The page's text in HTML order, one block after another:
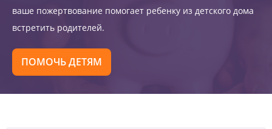
ваше пожертвование помогает ребенку из детского дома
встретить родителей.
ПОМОЧЬ ДЕТЯМ